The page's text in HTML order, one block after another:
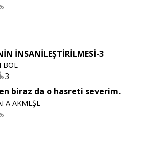
İNSANİLEŞTİRİLMESİ-3
BOL
biraz da o hasreti severim.
AKMEŞE